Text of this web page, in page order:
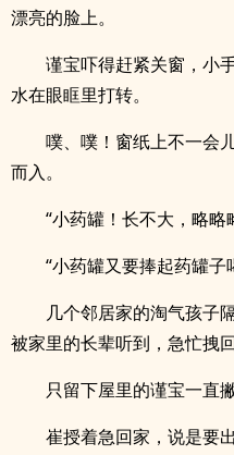
漂亮的脸上。
谨宝吓得赶紧关窗，小
水在眼眶里打转。
噗、噗！窗纸上不一会
而入。
“小药罐！长不大，略略
“小药罐又要捧起药罐子
几个邻居家的淘气孩子
被家里的长辈听到，急忙拽回
只留下屋里的谨宝一直撇
崔授着急回家，说是要